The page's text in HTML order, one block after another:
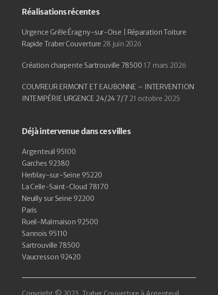
Réalisations récentes
Urgence Grêle Éragny-sur-Oise | Réparation Toiture
Rapide Traber Couverture 28 juin 2026
Création charpente Sartrouville 78500 17 mars 2026
COUVREUR ERMONT ET EAUBONNE – INTERVENTION
INTEMPÉRIE URGENCE 24/24 7/7 21 octobre 2025
Déjà intervenue dans ces villes
Argenteuil 95100
Garches 92380
Herblay-sur-Seine 95220
La Celle-Saint-Cloud 78170
Neuilly sur Seine 92200
Paris
Rueil-Malmaison 92500
Sannois 95110
Sartrouville 78500
Vaucresson 92420